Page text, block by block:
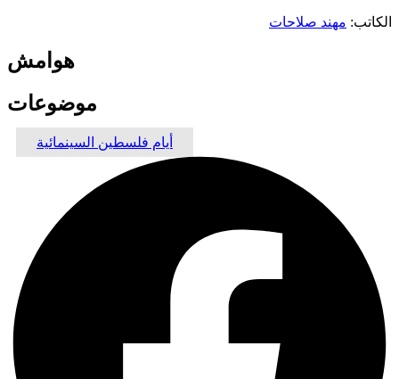
الكاتب: مهند صلاحات
هوامش
موضوعات
أيام فلسطين السينمائية